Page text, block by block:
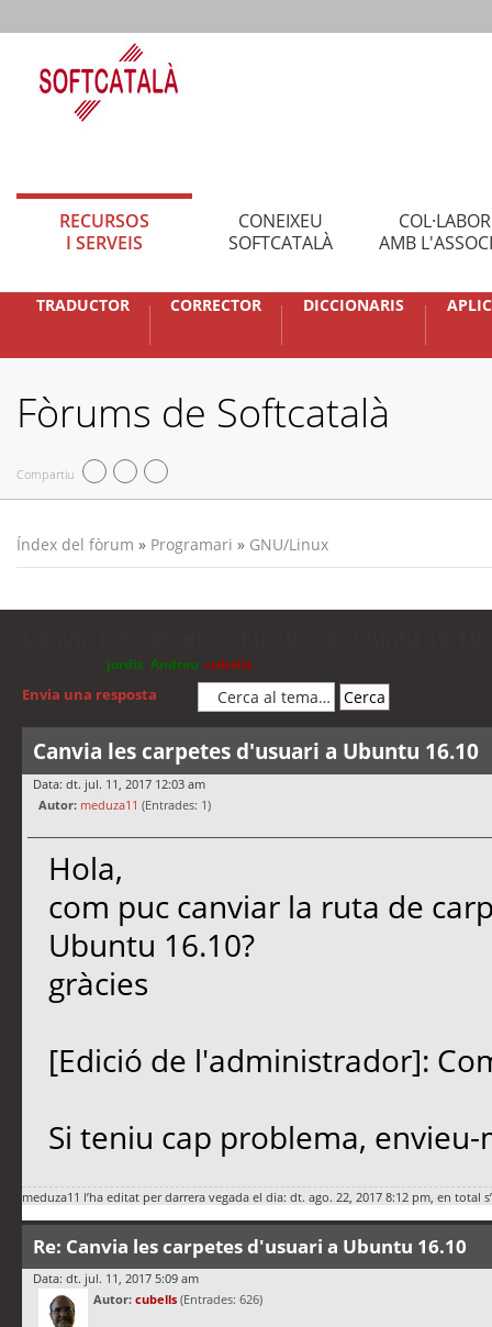
RECURSOS
I SERVEIS
CONEIXEU
SOFTCATALÀ
AMB
TRADUCTOR CORRECTOR DICCIONARIS
Fòrums de Softcatalà
Compartiu
Índex del fòrum » Programari » GNU/Linux
jordis Andreu cubells
Envia una resposta
Canvia les carpetes d'usuari a Ubuntu 16.10
Data: dt. jul. 11, 2017 12:03 am
Autor: meduza11 (Entrades: 1)
Hola,
com puc canviar la ruta de
Ubuntu 16.10?
gràcies
[Edició de l'administrador]:
Si teniu cap problema,
meduza11 l’ha editat per darrera vegada el dia: dt. ago. 22, 2017 8:12 pm, en total
Re: Canvia les carpetes d'usuari a Ubuntu 16.10
Data: dt. jul. 11, 2017 5:09 am
Autor: cubells (Entrades: 626)